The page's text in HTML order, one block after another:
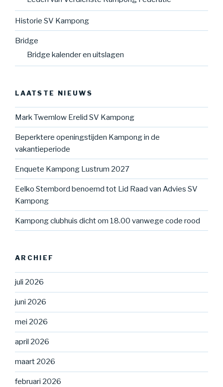
Historie SV Kampong
Bridge
Bridge kalender en uitslagen
LAATSTE NIEUWS
Mark Twemlow Erelid SV Kampong
Beperktere openingstijden Kampong in de
vakantieperiode
Enquete Kampong Lustrum 2027
Eelko Stembord benoemd tot Lid Raad van Advies SV
Kampong
Kampong clubhuis dicht om 18.00 vanwege code rood
ARCHIEF
juli 2026
juni 2026
mei 2026
april 2026
maart 2026
februari 2026